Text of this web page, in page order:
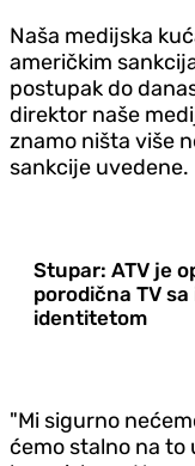
Naša medijska
američkim
postupak do
direktor naše
znamo ništa više
sankcije uvedene.
Stupar: ATV je
porodična TV
identitetom
"Mi sigurno
ćemo stalno na to